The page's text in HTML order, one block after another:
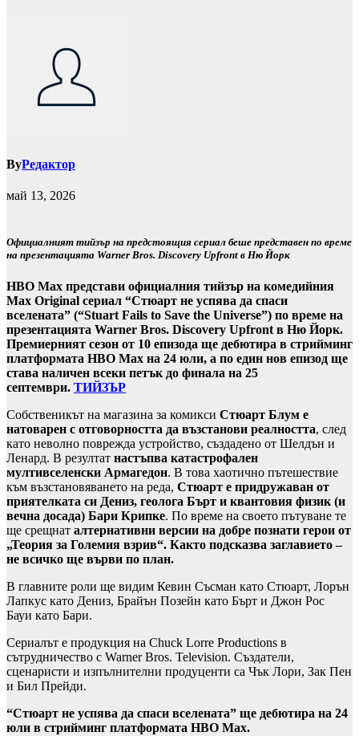
ByРедактор
май 13, 2026
Официалният тийзър на предстоящия сериал беше представен по време
на презентацията Warner Bros. Discovery Upfront в Ню Йорк
HBO Max представи официалния тийзър на комедийния
Max Original сериал “Стюарт не успява да спаси
вселената” (“Stuart Fails to Save the Universe”) по време на
презентацията Warner Bros. Discovery Upfront в Ню Йорк.
Премиерният сезон от 10 епизода ще дебютира в стрийминг
платформата HBO Max на 24 юли, а по един нов епизод ще
става наличен всеки петък до финала на 25
септември. ТИЙЗЪР
Собственикът на магазина за комикси Стюарт Блум е
натоварен с отговорността да възстанови реалността, след
като неволно поврежда устройство, създадено от Шелдън и
Ленард. В резултат настъпва катастрофален
мултивселенски Армагедон. В това хаотично пътешествие
към възстановяването на реда, Стюарт е придружаван от
приятелката си Дениз, геолога Бърт и квантовия физик (и
вечна досада) Бари Крипке. По време на своето пътуване те
ще срещнат алтернативни версии на добре познати герои от
„Теория за Големия взрив“. Както подсказва заглавието –
не всичко ще върви по план.
В главните роли ще видим Кевин Съсман като Стюарт, Лорън
Лапкус като Дениз, Брайън Позейн като Бърт и Джон Рос
Бауи като Бари.
Сериалът е продукция на Chuck Lorre Productions в
сътрудничество с Warner Bros. Television. Създатели,
сценаристи и изпълнителни продуценти са Чък Лори, Зак Пен
и Бил Прейди.
“Стюарт не успява да спаси вселената” ще дебютира на 24
юли в стрийминг платформата HBO Max.